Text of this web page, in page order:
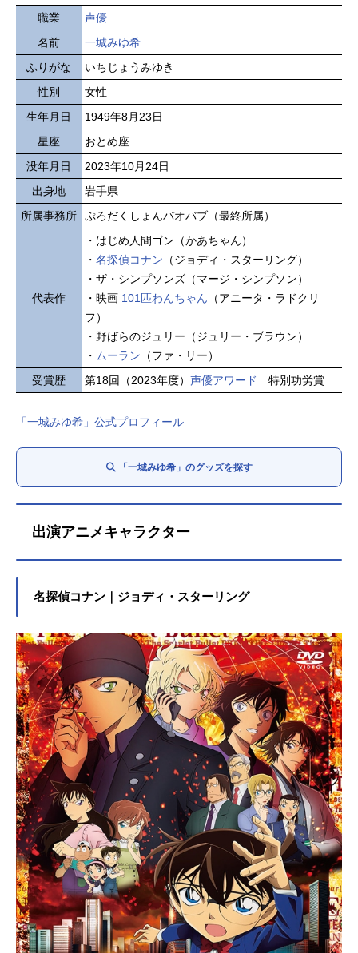
職業
声優
名前
一城みゆ希
ふりがな
いちじょうみゆき
性別
女性
生年月日
1949年8月23日
星座
おとめ座
没年月日
2023年10月24日
出身地
岩手県
所属事務所
ぷろだくしょんバオバブ（最終所属）
代表作
・はじめ人間ゴン（かあちゃん）
・ 名探偵コナン （ジョディ・スターリング）
・ザ・シンプソンズ（マージ・シンプソン）
・映画 101匹わんちゃん （アニータ・ラドクリ
フ）
・野ばらのジュリー（ジュリー・ブラウン）
・ ムーラン （ファ・リー）
受賞歴
第18回（2023年度） 声優アワード 特別功労賞
「一城みゆ希」公式プロフィール
「一城みゆ希」のグッズを探す
出演アニメキャラクター
名探偵コナン｜ジョディ・スターリング